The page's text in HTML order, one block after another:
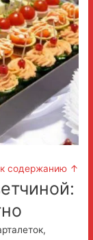
к содержанию ↑